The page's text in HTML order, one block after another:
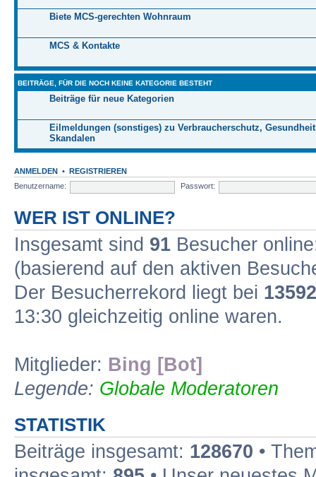
Biete MCS-gerechten Wohnraum
MCS & Kontakte
BEITRÄGE, FÜR DIE NOCH KEINE KATEGORIE BESTEHT
Beiträge für neue Kategorien
Eilmeldungen (sonstiges) zu Verbraucherschutz,
Skandalen
ANMELDEN • REGISTRIEREN
Benutzername:
Passwort:
WER IST ONLINE?
Insgesamt sind 91 Besucher
(basierend auf den aktiven
Der Besucherrekord liegt bei 13592
13:30 gleichzeitig online waren.
Mitglieder: Bing [Bot]
Legende: Globale Moderatoren
STATISTIK
Beiträge insgesamt: 128670 •